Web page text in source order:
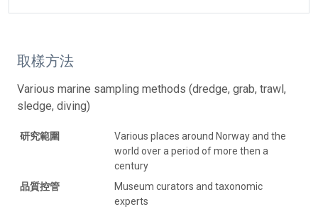
取樣方法
Various marine sampling methods (dredge, grab, trawl,
sledge, diving)
研究範圍
Various places around Norway and the
world over a period of more then a
century
品質控管
Museum curators and taxonomic
experts